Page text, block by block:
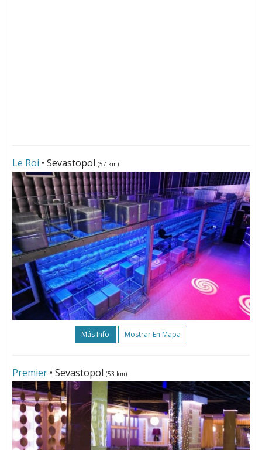
Le Roi • Sevastopol (57 km)
Más Info Mostrar En Mapa
Premier • Sevastopol (53 km)